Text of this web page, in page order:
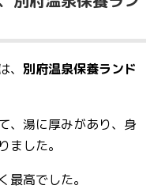
別府温泉保養ランド
、湯に厚みがあり、身
ました。
最高でした。